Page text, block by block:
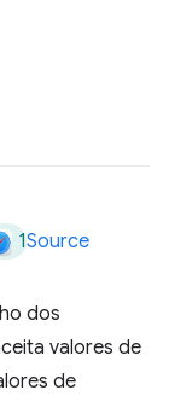
1Source
dos
valores de
de